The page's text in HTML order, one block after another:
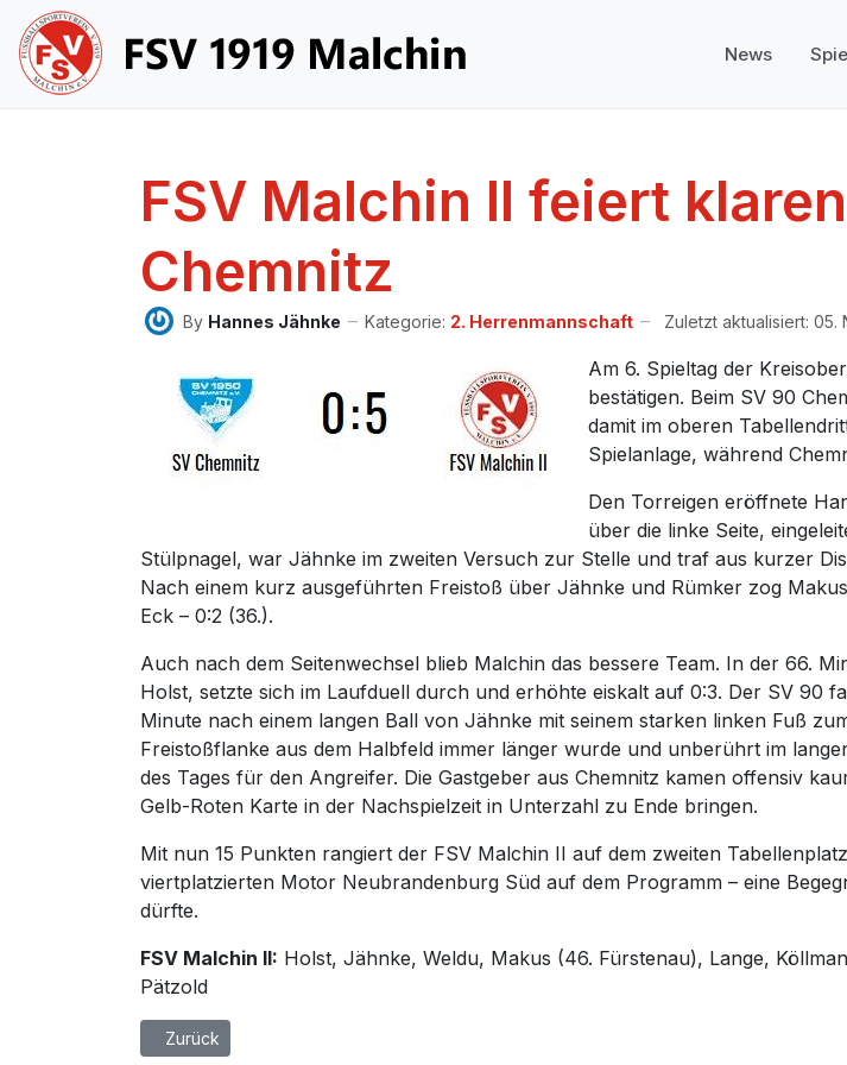
News
FSV Malchin II feiert
Chemnitz
By Hannes Jähnke Kategorie: 2. Herrenmannschaft Zuletzt aktualisiert: 05.
Am 6. Spieltag der
bestätigen. Beim SV 90
damit im oberen
Spielanlage, während
Den Torreigen eröffnete
über die linke Seite,
Stülpnagel, war Jähnke im zweiten Versuch zur Stelle und traf aus kurzer
Nach einem kurz ausgeführten Freistoß über Jähnke und Rümker zog
Eck – 0:2 (36.).
Auch nach dem Seitenwechsel blieb Malchin das bessere Team. In der 66.
Holst, setzte sich im Laufduell durch und erhöhte eiskalt auf 0:3. Der SV 90
Minute nach einem langen Ball von Jähnke mit seinem starken linken Fuß
Freistoßflanke aus dem Halbfeld immer länger wurde und unberührt im
des Tages für den Angreifer. Die Gastgeber aus Chemnitz kamen offensiv
Gelb-Roten Karte in der Nachspielzeit in Unterzahl zu Ende bringen.
Mit nun 15 Punkten rangiert der FSV Malchin II auf dem zweiten
viertplatzierten Motor Neubrandenburg Süd auf dem Programm – eine
dürfte.
FSV Malchin II: Holst, Jähnke, Weldu, Makus (46. Fürstenau), Lange,
Pätzold
Vorheriger Beitrag: FSV Malchin II behält im Topspiel die Oberhand
Zurück